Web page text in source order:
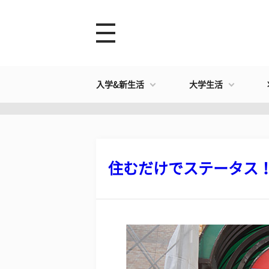
入学&新生活 大学生活
住むだけでステータス